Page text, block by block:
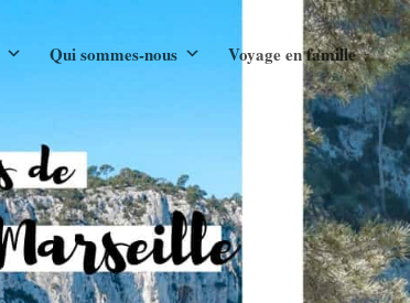
Qui sommes-nous
Voyage en famille